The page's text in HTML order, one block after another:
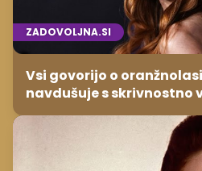
ZADOVOLJNA.SI
Vsi govorijo o
navdušuje s skrivnostno